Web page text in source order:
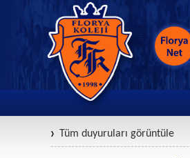
Tüm duyuruları görüntüle